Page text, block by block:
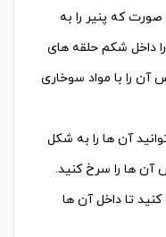
که پنیر را به
داخل شکم حلقه های
آن را با مواد سوخاری
آن ها را به شکل
ها را سرخ کنید.
کنید تا داخل آن ها